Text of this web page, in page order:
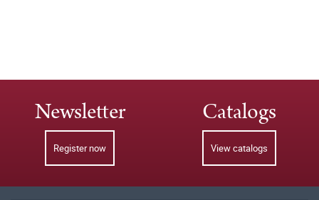
Newsletter
Register now
Catalogs
View catalogs